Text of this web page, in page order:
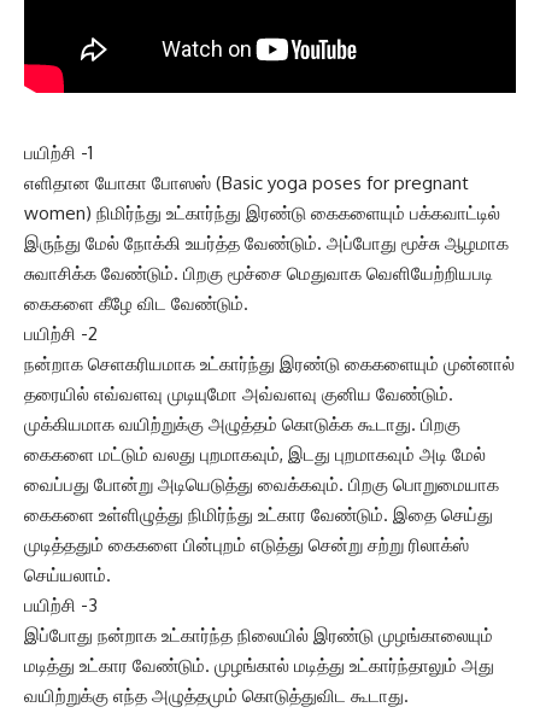
பயிற்சி -1
எளிதான யோகா போஸஸ் (Basic yoga poses for pregnant
women) நிமிர்ந்து உட்கார்ந்து இரண்டு கைகளையும் பக்கவாட்டில்
இருந்து மேல் நோக்கி உயர்த்த வேண்டும். அப்போது மூச்சு ஆழமாக
சுவாசிக்க வேண்டும். பிறகு மூச்சை மெதுவாக வெளியேற்றியபடி
கைகளை கீழே விட வேண்டும்.
பயிற்சி -2
நன்றாக செளகரியமாக உட்கார்ந்து இரண்டு கைகளையும் முன்னால்
தரையில் எவ்வளவு முடியுமோ அவ்வளவு குனிய வேண்டும்.
முக்கியமாக வயிற்றுக்கு அழுத்தம் கொடுக்க கூடாது. பிறகு
கைகளை மட்டும் வலது புறமாகவும், இடது புறமாகவும் அடி மேல்
வைப்பது போன்று அடியெடுத்து வைக்கவும். பிறகு பொறுமையாக
கைகளை உள்ளிழுத்து நிமிர்ந்து உட்கார வேண்டும். இதை செய்து
முடித்ததும் கைகளை பின்புறம் எடுத்து சென்று சற்று ரிலாக்ஸ்
செய்யலாம்.
பயிற்சி -3
இப்போது நன்றாக உட்கார்ந்த நிலையில் இரண்டு முழங்காலையும்
மடித்து உட்கார வேண்டும். முழங்கால் மடித்து உட்கார்ந்தாலும் அது
வயிற்றுக்கு எந்த அழுத்தமும் கொடுத்துவிட கூடாது.